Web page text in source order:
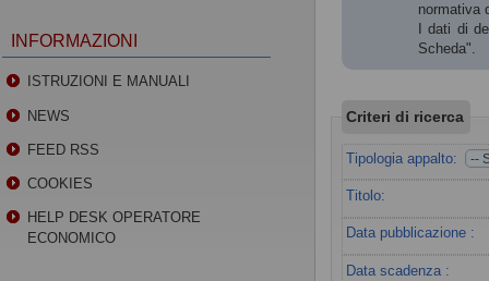
normativa
I dati di
Scheda".
Criteri di ricerca
Tipologia appalto:
Titolo:
Data pubblicazione :
Data scadenza :
INFORMAZIONI
ISTRUZIONI E MANUALI
NEWS
FEED RSS
COOKIES
HELP DESK OPERATORE
ECONOMICO